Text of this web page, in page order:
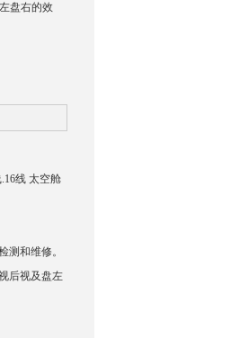
盘右的效
线 太空舱
测和维修。
后视及盘左